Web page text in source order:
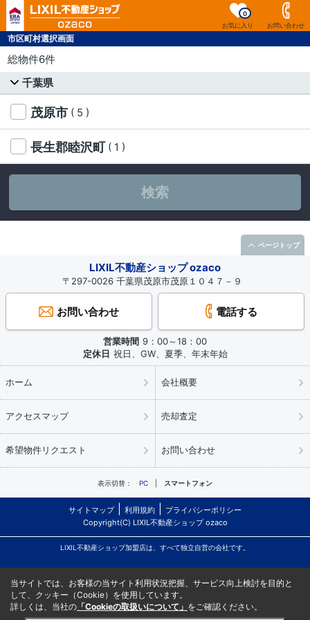
お気に入り
0
お問い合わせ
市区町村選択画面
総物件6件
千葉県
茂原市 ( 5 )
長生郡睦沢町 ( 1 )
検索
LIXIL不動産ショップ ozaco
〒297-0026 千葉県茂原市茂原１０４７－９
お問い合わせ 電話する
営業時間 9：00～18：00
定休日 祝日、GW、夏季、年末年始
ホーム 会社概要
アクセスマップ 売却査定
希望物件リクエスト お問い合わせ
表示切替： PC スマートフォン
サイトマップ 利用規約
プライバシーポリシー
Copyright(C) LIXIL不動産ショップ ozaco
LIXIL不動産ショップ加盟店は、すべて独立自営の会社です。
ページトップ
当サイトでは、お客様の当サイト利用状況把握、サービス向上検討を目的と
して、クッキー（Cookie）を使用しています。
詳しくは、当社の 「Cookieの取扱いについて」 をご確認ください。